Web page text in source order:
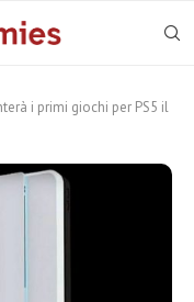
i primi giochi per PS5 il